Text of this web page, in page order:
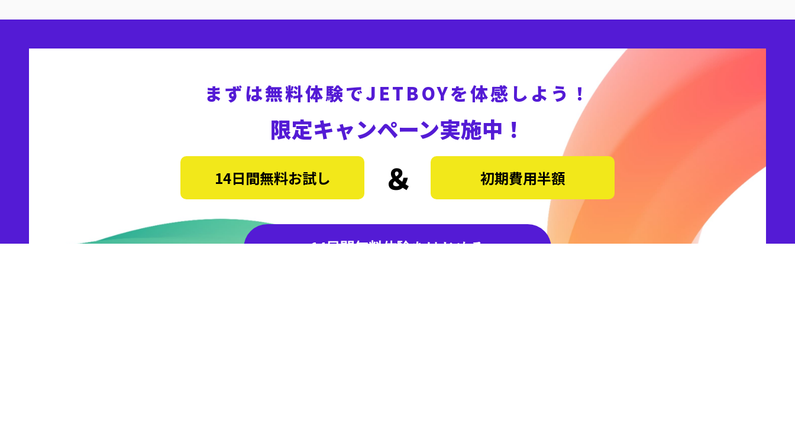
まずは無料体験でJETBOYを体感しよう！
限定キャンペーン実施中！
14日間無料お試し 初期費用半額
14日間無料体験をはじめる